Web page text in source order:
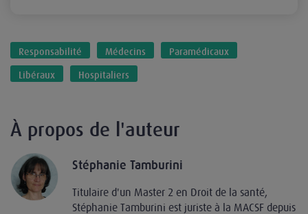
Responsabilité Médecins Paramédicaux
Libéraux Hospitaliers
À propos de l'auteur
Stéphanie Tamburini
Titulaire d'un Master 2 en Droit de la santé,
Stéphanie Tamburini est juriste à la MACSF depuis